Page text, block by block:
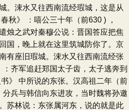
。涑水又往西南流经瑕城，这是从
秋》 ：嘻公三十年（前630 ) ，
烛之武对秦穆公说：晋国答应把焦
国，晚上就在这里筑城防你了。京
有座旧瑕城。涑水又往西南流经张
齐军追赶郑国太子齿，太子逃奔到
》 中所说的东张。汉高祖二年（前
兵与韩信向东进攻，当时魏将孙邀
苏林说：东张属河东，说的就是此